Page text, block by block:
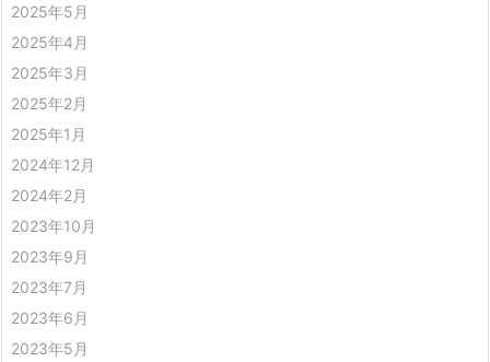
2025年5月
2025年4月
2025年3月
2025年2月
2025年1月
2024年12月
2024年2月
2023年10月
2023年9月
2023年7月
2023年6月
2023年5月